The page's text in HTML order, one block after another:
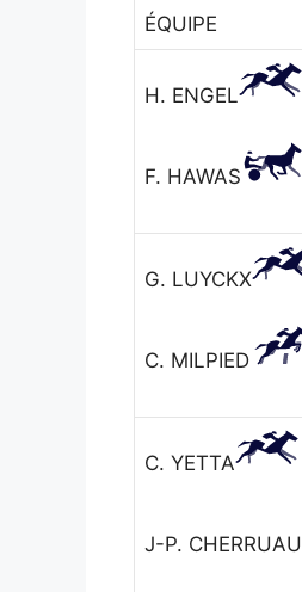
ÉQUIPE
H. ENGEL
F. HAWAS
G. LUYCKX
C. MILPIED
C. YETTA
J-P. CHERRUAU